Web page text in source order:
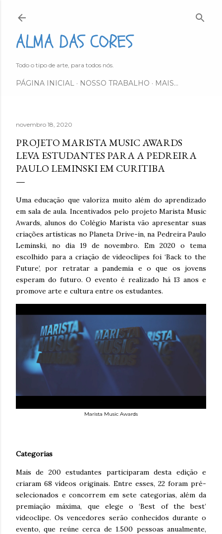
ALMA DAS CORES
Todo o tipo de arte, para todos nós.
PÁGINA INICIAL NOSSO TRABALHO MAIS…
novembro 18, 2020
PROJETO MARISTA MUSIC AWARDS
LEVA ESTUDANTES PARA A PEDREIRA
PAULO LEMINSKI EM CURITIBA
Uma educação que valoriza muito além do aprendizado
em sala de aula. Incentivados pelo projeto Marista Music
Awards, alunos do Colégio Marista vão apresentar suas
criações artísticas no Planeta Drive-in, na Pedreira Paulo
Leminski, no dia 19 de novembro. Em 2020 o tema
escolhido para a criação de videoclipes foi ‘Back to the
Future’, por retratar a pandemia e o que os jovens
esperam do futuro. O evento é realizado há 13 anos e
promove arte e cultura entre os estudantes.
Marista Music Awards
Categorias
Mais de 200 estudantes participaram desta edição e
criaram 68 vídeos originais. Entre esses, 22 foram pré-
selecionados e concorrem em sete categorias, além da
premiação máxima, que elege o ‘Best of the best’
videoclipe. Os vencedores serão conhecidos durante o
evento, que reúne cerca de 1.500 pessoas anualmente,